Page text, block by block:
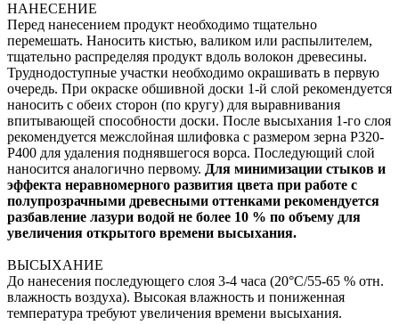
НАНЕСЕНИЕ
Перед нанесением продукт необходимо тщательно
перемешать. Наносить кистью, валиком или распылителем,
тщательно распределяя продукт вдоль волокон древесины.
Труднодоступные участки необходимо окрашивать в первую
очередь. При окраске обшивной доски 1-й слой рекомендуется
наносить с обеих сторон (по кругу) для выравнивания
впитывающей способности доски. После высыхания 1-го слоя
рекомендуется межслойная шлифовка с размером зерна P320-
Р400 для удаления поднявшегося ворса. Последующий слой
наносится аналогично первому. Для минимизации стыков и
эффекта неравномерного развития цвета при работе с
полупрозрачными древесными оттенками рекомендуется
разбавление лазури водой не более 10 % по объему для
увеличения открытого времени высыхания.
ВЫСЫХАНИЕ
До нанесения последующего слоя 3-4 часа (20°C/55-65 % отн.
влажность воздуха). Высокая влажность и пониженная
температура требуют увеличения времени высыхания.